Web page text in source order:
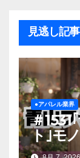
見逃し記事
●アパレル業界
＃1531
ト｣モ